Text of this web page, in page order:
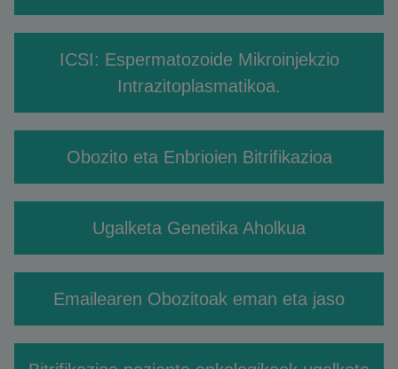
ICSI: Espermatozoide Mikroinjekzio
Intrazitoplasmatikoa.
Obozito eta Enbrioien Bitrifikazioa
Ugalketa Genetika Aholkua
Emailearen Obozitoak eman eta jaso